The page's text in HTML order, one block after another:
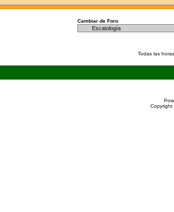
Cambiar de Foro
Todas las
Copyright